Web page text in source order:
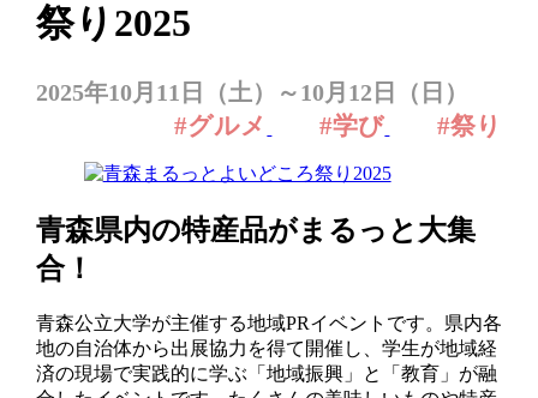
祭り2025
2025年10月11日（土）～10月12日（日）
#グルメ #学び #祭り
青森県内の特産品がまるっと大集
合！
青森公立大学が主催する地域PRイベントです。県内各
地の自治体から出展協力を得て開催し、学生が地域経
済の現場で実践的に学ぶ「地域振興」と「教育」が融